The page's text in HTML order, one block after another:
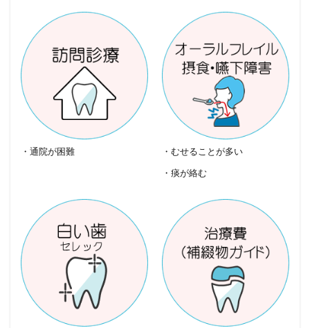
・通院が困難
・むせることが多い
・痰が絡む